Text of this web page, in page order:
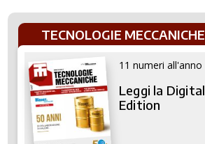
TECNOLOGIE MECCANICHE
11 numeri all'anno
Leggi la Digital
Edition